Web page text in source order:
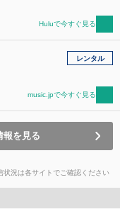
Huluで今すぐ見る
レンタル
music.jpで今すぐ見る
報を見る
況は各サイトでご確認ください